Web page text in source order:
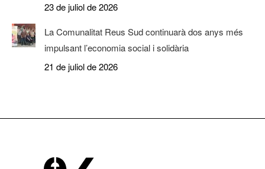
23 de juliol de 2026
La Comunalitat Reus Sud continuarà dos anys més
impulsant l’economia social i solidària
21 de juliol de 2026